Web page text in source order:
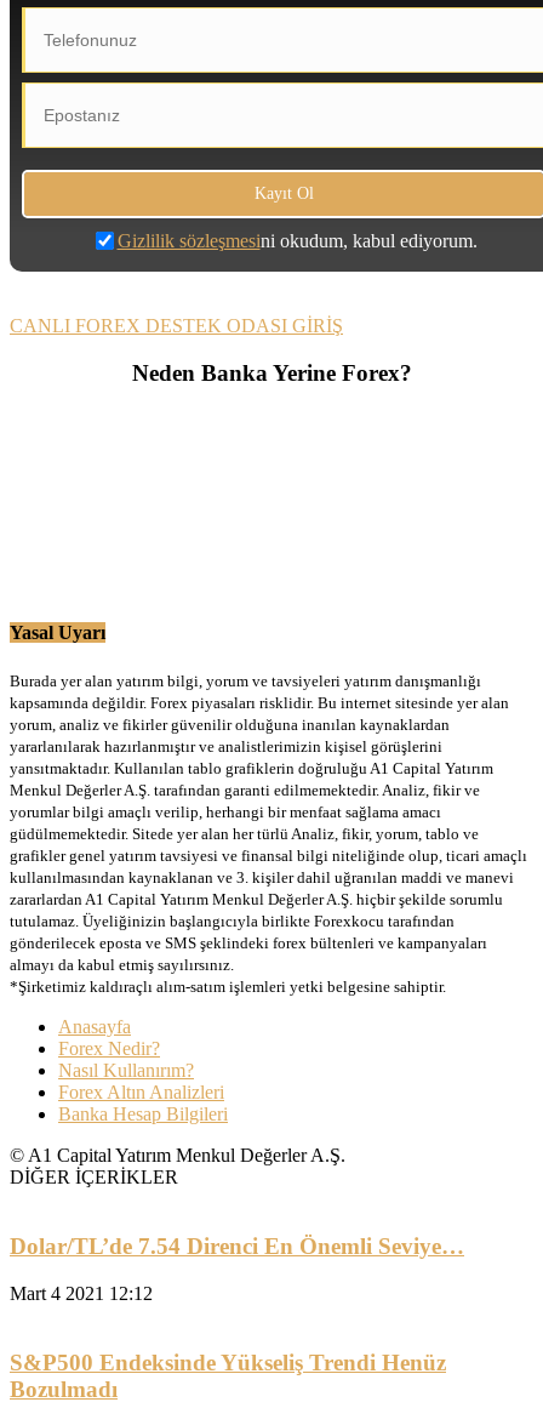
Gizlilik sözleşmesini okudum, kabul ediyorum.
CANLI FOREX DESTEK ODASI GİRİŞ
Neden Banka Yerine Forex?
Yasal Uyarı
Burada yer alan yatırım bilgi, yorum ve tavsiyeleri yatırım danışmanlığı
kapsamında değildir. Forex piyasaları risklidir. Bu internet sitesinde yer alan
yorum, analiz ve fikirler güvenilir olduğuna inanılan kaynaklardan
yararlanılarak hazırlanmıştır ve analistlerimizin kişisel görüşlerini
yansıtmaktadır. Kullanılan tablo grafiklerin doğruluğu A1 Capital Yatırım
Menkul Değerler A.Ş. tarafından garanti edilmemektedir. Analiz, fikir ve
yorumlar bilgi amaçlı verilip, herhangi bir menfaat sağlama amacı
güdülmemektedir. Sitede yer alan her türlü Analiz, fikir, yorum, tablo ve
grafikler genel yatırım tavsiyesi ve finansal bilgi niteliğinde olup, ticari amaçlı
kullanılmasından kaynaklanan ve 3. kişiler dahil uğranılan maddi ve manevi
zararlardan A1 Capital Yatırım Menkul Değerler A.Ş. hiçbir şekilde sorumlu
tutulamaz. Üyeliğinizin başlangıcıyla birlikte Forexkocu tarafından
gönderilecek eposta ve SMS şeklindeki forex bültenleri ve kampanyaları
almayı da kabul etmiş sayılırsınız.
*Şirketimiz kaldıraçlı alım-satım işlemleri yetki belgesine sahiptir.
Anasayfa
Forex Nedir?
Nasıl Kullanırım?
Forex Altın Analizleri
Banka Hesap Bilgileri
© A1 Capital Yatırım Menkul Değerler A.Ş.
DİĞER İÇERİKLER
Dolar/TL’de 7.54 Direnci En Önemli Seviye…
Mart 4 2021 12:12
S&P500 Endeksinde Yükseliş Trendi Henüz
Bozulmadı